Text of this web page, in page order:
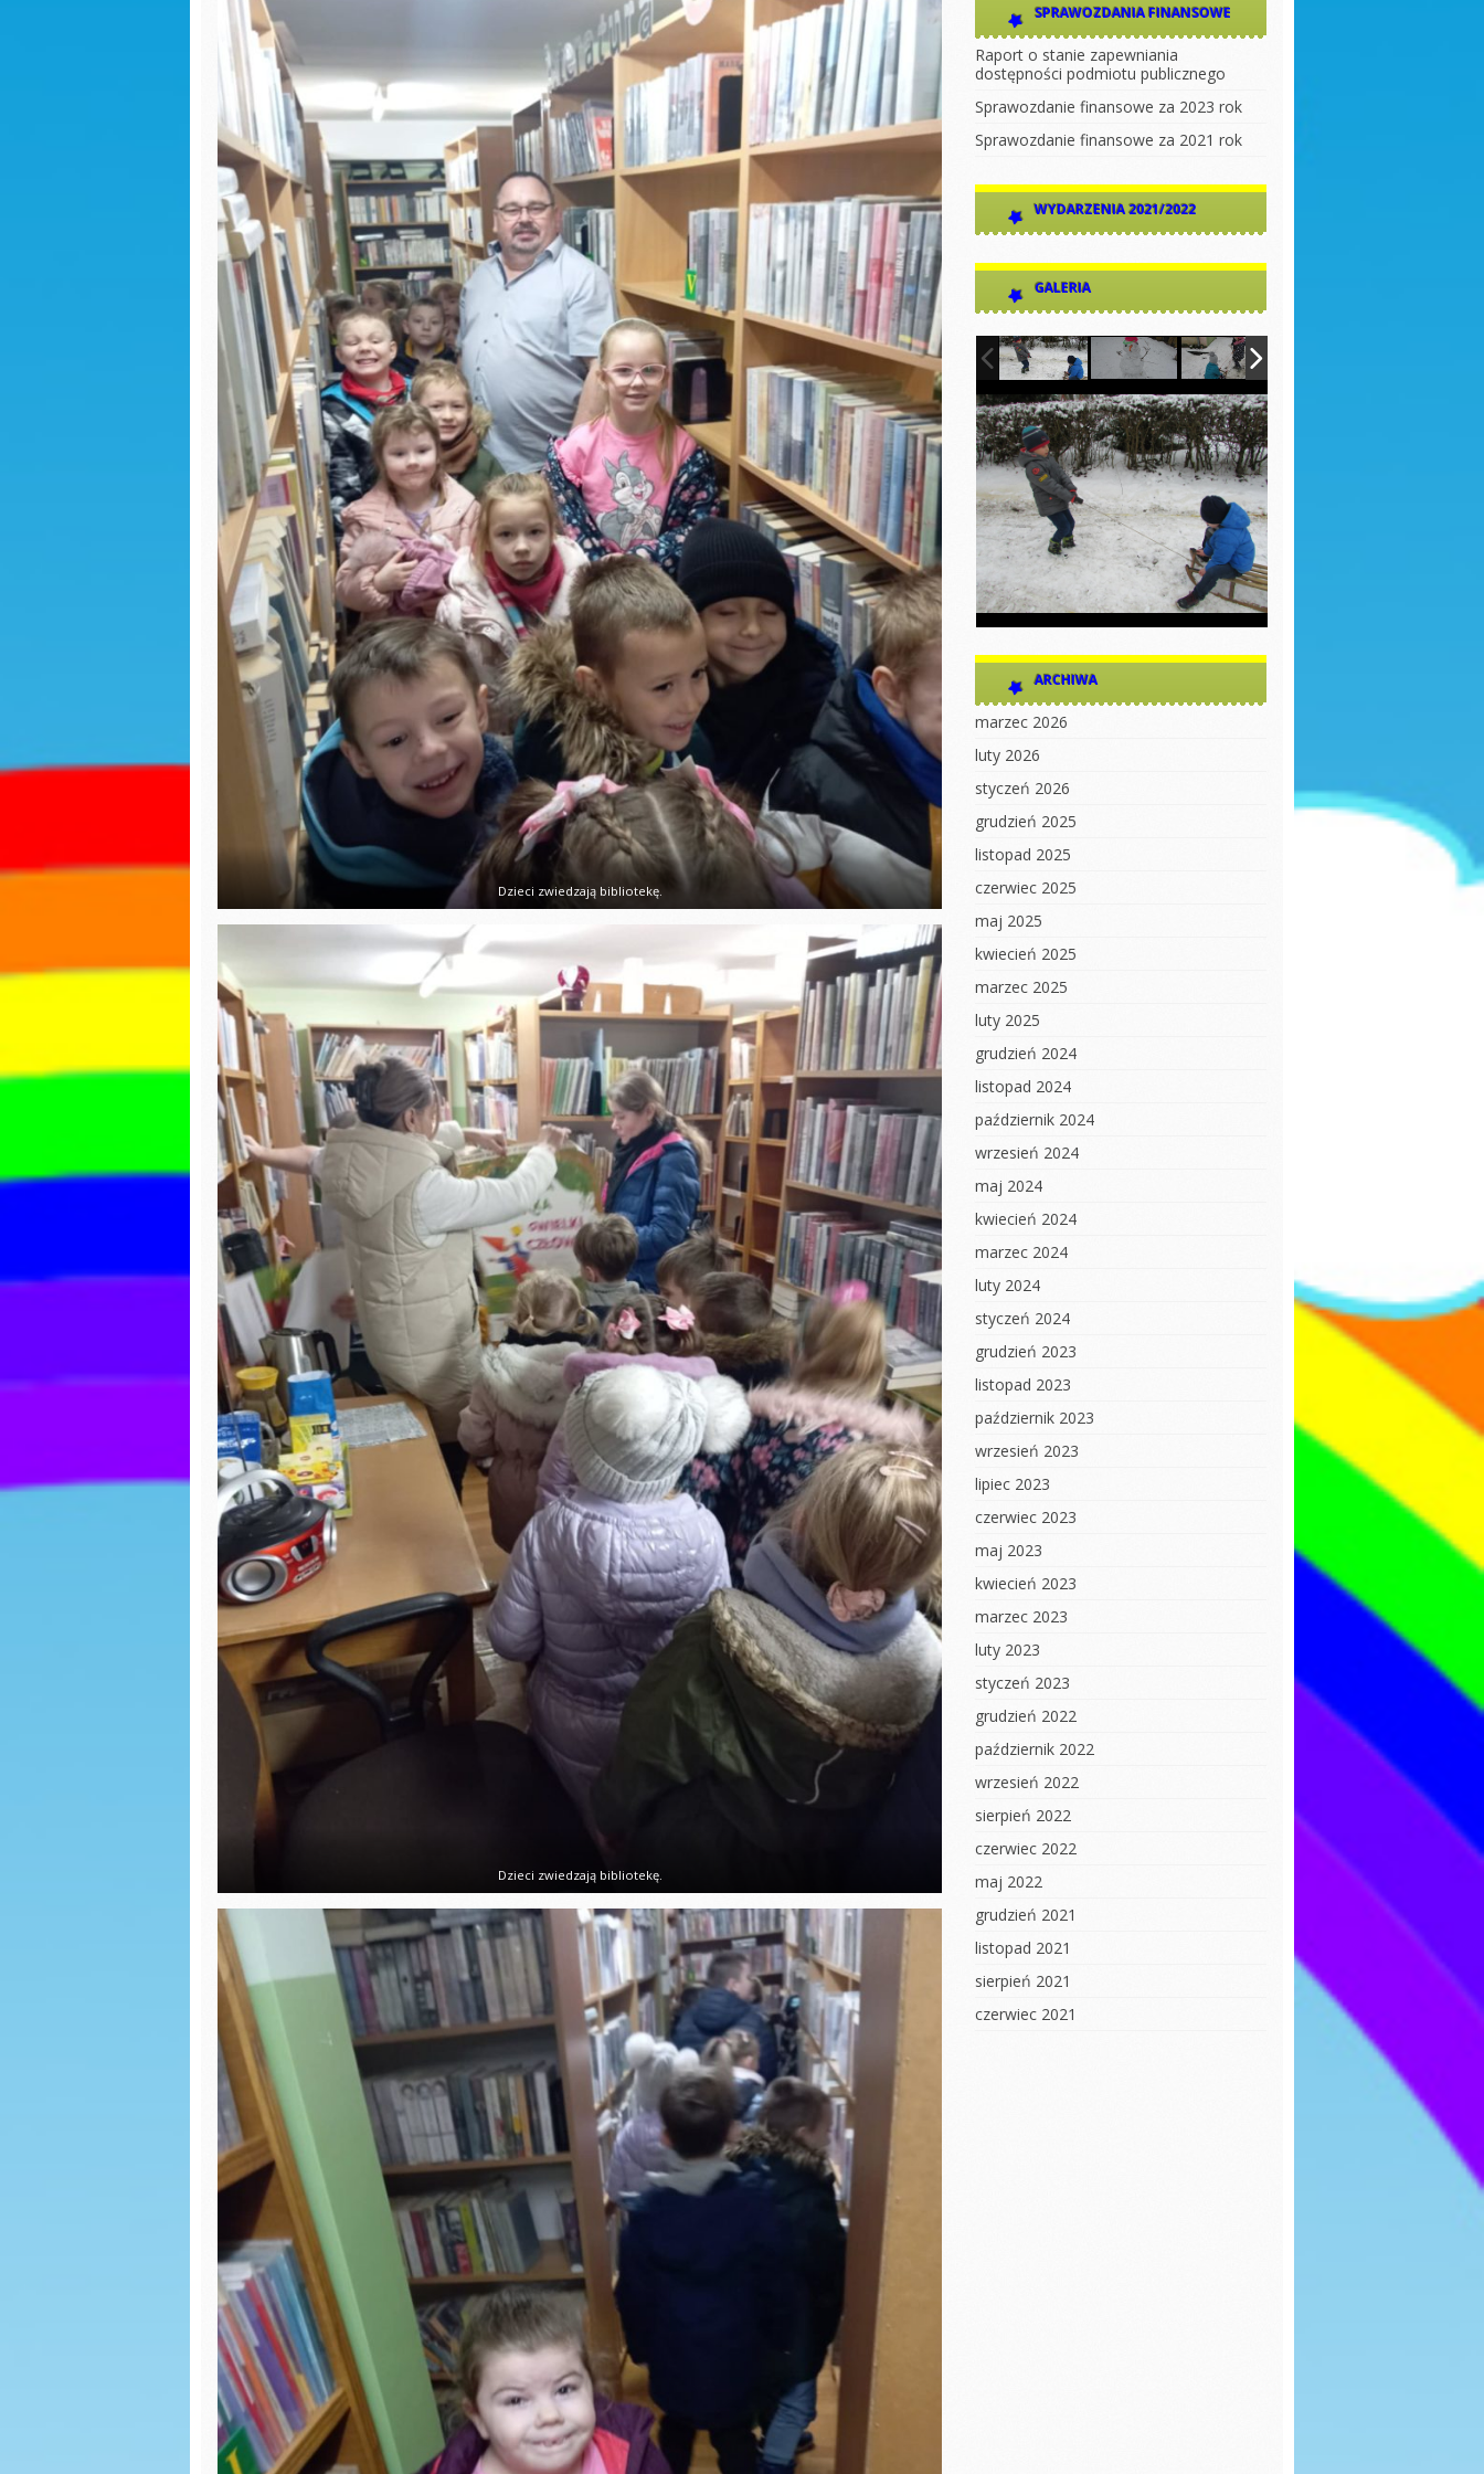
Regulamin Funduszu
Socjalnego
2023/2024
Godziny
konsultacyjne z
nauczycielami
WNIOSEK 2022/2023
Do Rodziców
Artykuły i Porady
Rada Rodziców
Podstawa
Programowa
Dokumenty do
Pobrania
Dokarmianie
Nauka pełnej
godziny
Świąteczne zdjęcia
Jasełka
Praca z balonami
Sadzonki
Walentynki
Zajęcia otwarte
Niespodzianka
Jestem dobry-
zajęcia wychowujące
Własnoręczne
ozdoby choinkowe
Jasełka 2023
Zabawy na śniegu
Mikołajki
Uciekające wirusy
Paka dla zwierzaka
Dzień chłopaka
Jesienny spacer
Powitanie Jesieni
Dzień kropki
Spotkanie z Panią ze
Stacji Sanitarno-
Epidemiologicznej w
Lipnie na temat
Dzień Ziemi
Praca plastyczna
Pisanki
Dzień świadomości
autyzmu
Pierwszy Dzień
Wiosny
Matematyka
Praca plastyczna
Lepienie literek z
masy sensorycznej
Walentynki
Dzień pizzy
Zabawy na śniegu
Bal karnawałowy
Pieczenie
pierniczków
WIGILIA- WIEWIÓRKI
Mikołajki
Dzień misia
Nasz pierwszy
zimowy spacer
Dzień Piżamy
Spotkanie z Paniami
Psychologiczno-
DZIEŃ CHŁOPAKA
Pierwszy dzień
jesieni
Dzień przedszkolaka
Występy na
Dożynkach 2022
Dni otwarte w SP
Zajęcia badawcze na
łące
Dzień Tańca u
Wiewiórek
Dzień Ziemi
Dzień sportu
Dzień zdrowia
wiewiórki
Malowanie na mleku
Zajęcia o MYŚLIWYCH
Powitanie WIOSNY
Zabawy kulinarne
Dzień przedszkolaka
Dzień przedszkolaka
Ćwiczenia
gimnastyczne
Pierwszy dzień
jesieni
Matematyczne
kasztany
Przejście dla
pieszych
Dzień chłopaka
Święto Konstytucji 3
maja
Seans kinowy
Pierwszy Dzień
Wiosny
Dzień Kobiet u
Biedronek
Walentynki
Biedronki
Karmnik dla ptaków
Jasełka 2023
Pierniczki
Mikołajki
Dzień Górnika
Dzień Pluszowego
Misia
Dzień buraka
Dzień kredki
Teatrzyk „Czerwony
kapturek”
Dzień Postaci z
Bajek
Wiatrak
matematyczny
Ćwiczenia
gimnastyczne
Dzień chłopaka
Dzień kropki
Zabawy badawcze
Dzień świadomości
autyzmu
Pierwszy Dzień
Wiosny
Dzień kobiet
Dzień dinozaura
Z ekologią na ty
Walentynki
Dzień pizzy
EKO warsztaty –
torby
Bal karnawałowy
Dokarmiamy ptaki
Plakat na konkurs
WOŚP
Nasze pierwsze
BIEDRONEK
Mikołajki
Dzień Pluszowego
Misia
Zabawy badawcze
Dzień Piżamy
Eksperyment
Wiatrak
matematyczny
Malowanie na folii
Las w słoiku
ŚCIEŻKA
SENSORYCZNA
Dzień chłopaka
Powitanie Jesieni
Jabłuszkowe
biedroneczki
Dzień przedszkolaka
biedroneczki
KINO MOLEKULARNE
Mikołajki
Pierwszy dzień
jesieni
Dzień kropki
Pierwszy dzień
jesieni
Dzień chłopaka
Dzień postaci z
bajek
Literka „E”
Ćwiczenia
gimnastyczne
2024/2025
Zabawy z liśćmi
2024/2025
Wycieczka
Dzień Ziemi
Sadzonki
Eksperymenty
Dzień Kobiet
Walentynki Jeżyki
Dokarmianie
ptaków
Jasełka 2023
Dzień świadomości
autyzmu
Wiosenne sadzenie
Eksperymenty
Pierwszy dzień
wiosny
DZIEŃ KOBIET
Układ słoneczny
WALENTYNKI
Sensoryczne zabawy
Dzień pizzy
Zabawy na śniegu
Bal karnawałowy
Wielkanocne
szaleństwo
Matematyka u
Jeżyków
Wigilia u Jeżyków
Mikołajki
Dzień pluszowego
misia
Dzień piżamy
Jesienny obraz
Dzień chłopaka
Zabawy z darami
jesieni
Powitanie Jesieni
Dzień przedszkolaka
Pajęczyna przyjaźni
KONSTYTUCJI 3 MAJA
Dzień Tańca
Dzień sportu
Dzień zdrowia
Światowy Dzień
Autyzmu
Wiosenne sadzonki
Pierwszy Dzień
Wiosny
DZIEŃ KOBIET
BAL KARNAWAŁOWY
Walentynki
Teatrzyk w Jeżykach
Dzień Babci i
Dziadka
Jasełka 2021
Mikołajki
Wiatrak
matematyczny
Dzień jeża
Dzień kasztana
Zabawy
sensoryczne
Dzień chłopaka
Dzień przedszkolaka
Dzień kropki
Walentynki Misie
Dzień Babci i
Dziadka
Warsztaty Dzień
Babci i Dziadka
Jasełka
Mikołajki
Dzień kredki
Dzień drzewa
Dzień Misia
Powitanie Jesieni
Dzień chłopaka
Dzień Przedszkolaka
Jasełka 2023
Pieczenie babeczek
Dzień świadomości
autyzmu
Fasola w różnych
odsłonach
Pierwszy Dzień
Wiosny
Praca plastyczna
Walentynki
Dzień pizzy
Teatrzyk
kukiełkowy
Bal karnawałowy
Pieczenie
pierniczków
Wigilia- Misie
Mikołajki
Dzień Pluszowego
Misia
Idzie jesień… z
deszczem
Malowanie na mleku
Ścieżka sensoryczna
Dzień chłopaka
Pierwszy dzień
jesieni
Poznajemy się
Dni otwarte
RYTMIKA
Dzień Dziecka
Dzień flagi
Dzień tańca
MALOWANIE NA
MLEKU
Dzień zdrowia misie
Światowy Dzień
Osób z Zespołem
Downa
Dzień Świadomości
AUTYZMU
Mali ogrodnicy
Powitanie WIOSNY
Zabawy z pianką
Mali odkrywcy
Zajęcia
gimnastyczne
DZIEŃ BABCI I
DZIADKA
Dzieci zwiedzają bibliotekę.
Dzieci zwiedzają bibliotekę.
SPRAWOZDANIA FINANSOWE
Raport o stanie zapewniania
dostępności podmiotu publicznego
Sprawozdanie finansowe za 2023 rok
Sprawozdanie finansowe za 2021 rok
WYDARZENIA 2021/2022
GALERIA
ARCHIWA
marzec 2026
luty 2026
styczeń 2026
grudzień 2025
listopad 2025
czerwiec 2025
maj 2025
kwiecień 2025
marzec 2025
luty 2025
grudzień 2024
listopad 2024
październik 2024
wrzesień 2024
maj 2024
kwiecień 2024
marzec 2024
luty 2024
styczeń 2024
grudzień 2023
listopad 2023
październik 2023
wrzesień 2023
lipiec 2023
czerwiec 2023
maj 2023
kwiecień 2023
marzec 2023
luty 2023
styczeń 2023
grudzień 2022
październik 2022
wrzesień 2022
sierpień 2022
czerwiec 2022
maj 2022
grudzień 2021
listopad 2021
sierpień 2021
czerwiec 2021